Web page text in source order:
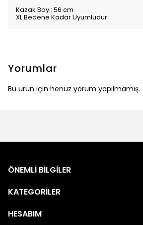
Kazak Boy : 56 cm
XL Bedene Kadar Uyumludur
Yorumlar
Bu ürün için henüz yorum yapılmamış.
ÖNEMLİ BİLGİLER
KATEGORİLER
HESABIM